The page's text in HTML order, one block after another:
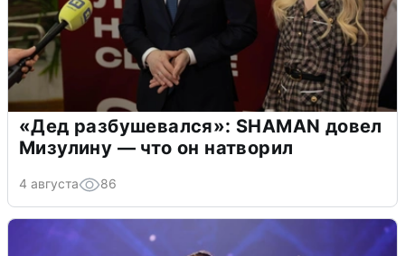
«Дед разбушевался»: SHAMAN довел
Мизулину — что он натворил
4 августа 86